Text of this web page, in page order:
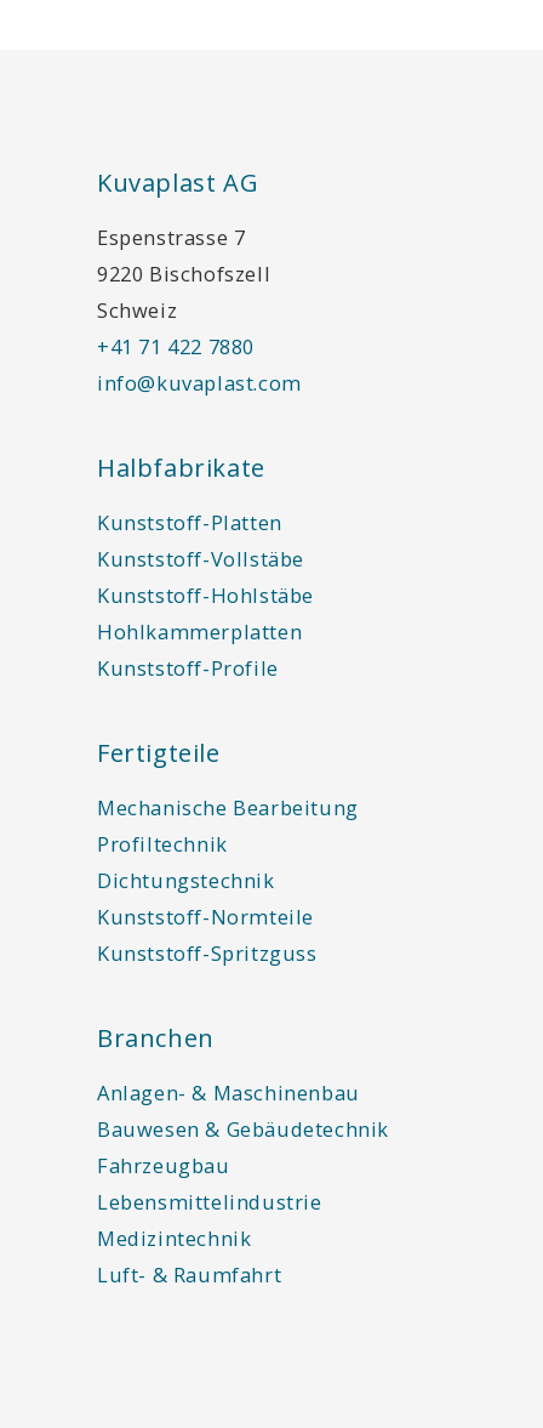
Kuvaplast AG
Espenstrasse 7
9220 Bischofszell
Schweiz
+41 71 422 7880
info@kuvaplast.com
Halbfabrikate
Kunststoff-Platten
Kunststoff-Vollstäbe
Kunststoff-Hohlstäbe
Hohlkammerplatten
Kunststoff-Profile
Fertigteile
Mechanische Bearbeitung
Profiltechnik
Dichtungstechnik
Kunststoff-Normteile
Kunststoff-Spritzguss
Branchen
Anlagen- & Maschinenbau
Bauwesen & Gebäudetechnik
Fahrzeugbau
Lebensmittelindustrie
Medizintechnik
Luft- & Raumfahrt